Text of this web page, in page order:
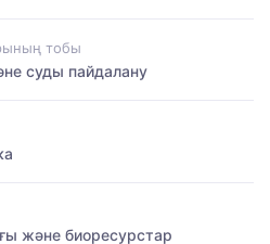
тобы
суды пайдалану
және биоресурстар